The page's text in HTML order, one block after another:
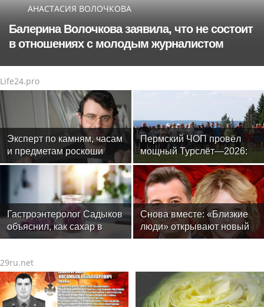
АНАСТАСИЯ ВОЛОЧКОВА
Балерина Волочкова заявила, что не состоит
в отношениях с молодым журналистом
Life24.pro
Эксперт по камням, часам
и предметам роскоши
Менди Лифшиц: какие
украшения не любят
солнца моря и бассейн
Пермский ЧОП провёл
мощный Турслёт—2026:
фото, результаты и
впечатления от
мероприятия
Гастроэнтеролог Садыков
объяснил, как сахар в
рационе ускоряет
Снова вместе: «Близкие
люди» открывают новый
театральный сезон
29ru.net